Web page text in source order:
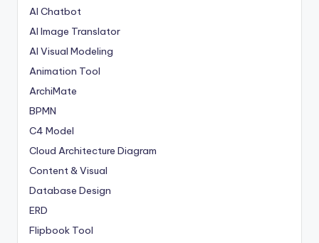
AI Chatbot
AI Image Translator
AI Visual Modeling
Animation Tool
ArchiMate
BPMN
C4 Model
Cloud Architecture Diagram
Content & Visual
Database Design
ERD
Flipbook Tool